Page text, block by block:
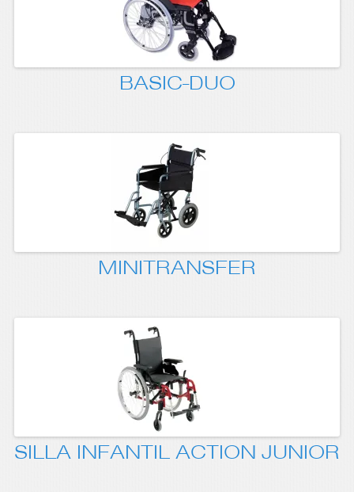
BASIC-DUO
MINITRANSFER
SILLA INFANTIL ACTION JUNIOR